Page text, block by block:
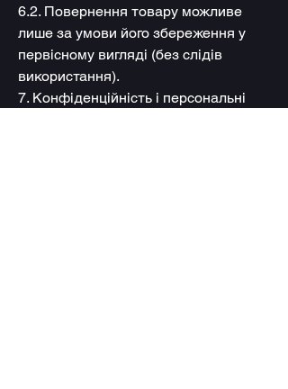
6.2. Повернення товару можливе
лише за умови його збереження у
первісному вигляді (без слідів
використання).
7. Конфіденційність і персональні